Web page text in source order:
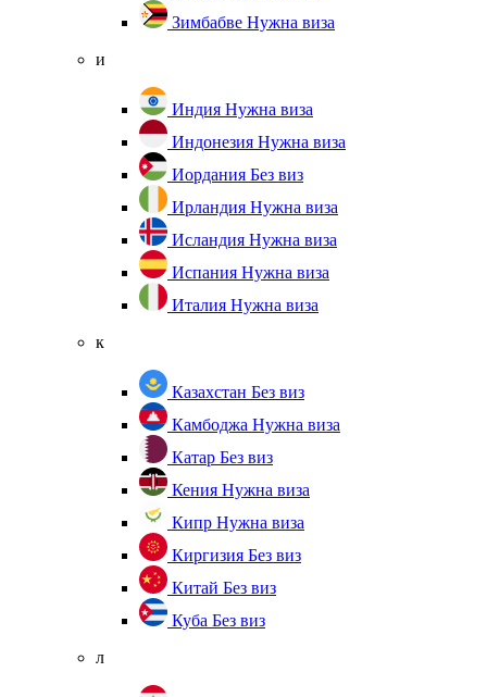
Зимбабве Нужна виза
и
Индия Нужна виза
Индонезия Нужна виза
Иордания Без виз
Ирландия Нужна виза
Исландия Нужна виза
Испания Нужна виза
Италия Нужна виза
к
Казахстан Без виз
Камбоджа Нужна виза
Катар Без виз
Кения Нужна виза
Кипр Нужна виза
Киргизия Без виз
Китай Без виз
Куба Без виз
л